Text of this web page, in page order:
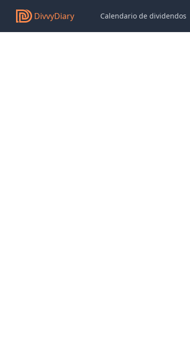
DivvyDiary Calendario de dividendos